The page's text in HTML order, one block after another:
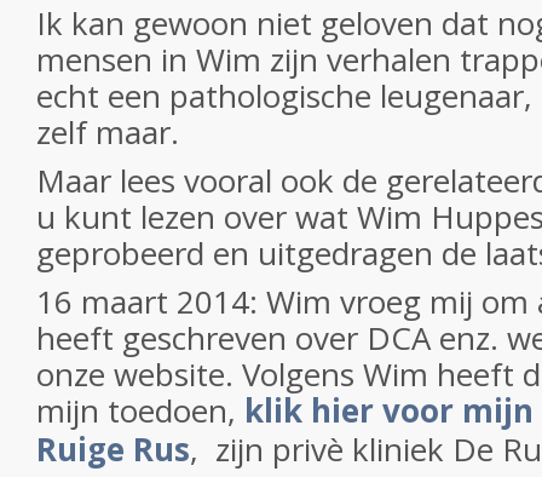
Ik kan gewoon niet geloven dat
mensen in Wim zijn verhalen
echt een pathologische
zelf maar.
Maar lees vooral ook de
u kunt lezen over wat Wim
geprobeerd en uitgedragen de
16 maart 2014: Wim vroeg mij om
heeft geschreven over DCA enz.
onze website. Volgens Wim heeft
mijn toedoen, klik hier voor mijn
Ruige Rus, zijn privè kliniek De